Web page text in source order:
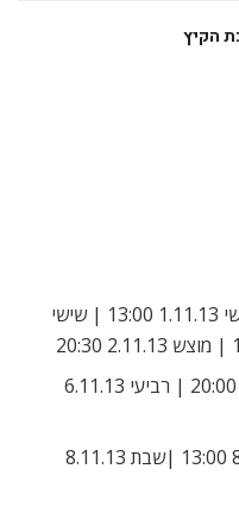
הקיץ
חמישי (בכורה) 31.10.13 20:00 | שישי 1.11.13 13:00 | שישי
שני 4.11.13 20:00 | שלישי 5.11.13 20:00 | רביעי 6.11.13
חמישי 7.11.13 20:00 | שישי 8.11.13 13:00 |שבת 8.11.13